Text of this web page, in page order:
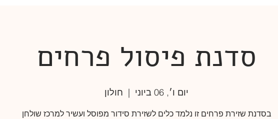
סדנת פיסול פרחים
יום ו׳, 06 ביוני
  |
חולון
בסדנת שזירת פרחים זו נלמד כלים לשזירת סידור מפוסל ועשיר למרכז שולחן